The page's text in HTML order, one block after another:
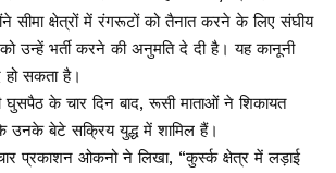
सीमा क्षेत्रों में रंगरूटों को तैनात करने के लिए संघीय
उन्हें भर्ती करने की अनुमति दे दी है। यह कानूनी
हो सकता है।
के चार दिन बाद, रूसी माताओं ने शिकायत
उनके बेटे सक्रिय युद्ध में शामिल हैं।
प्रकाशन ओकनो ने लिखा, “कुर्स्क क्षेत्र में लड़ाई